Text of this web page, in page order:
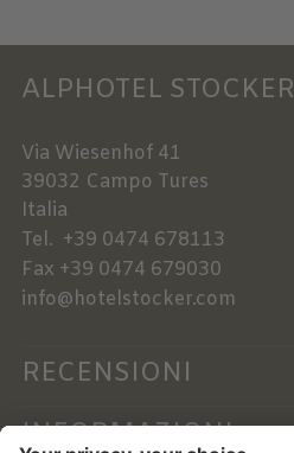
ALPHOTEL STOCKER
Via Wiesenhof 41
39032 Campo Tures
Italia
Tel. +39 0474 678113
Fax +39 0474 679030
info@hotelstocker.com
RECENSIONI
INFORMAZIONI